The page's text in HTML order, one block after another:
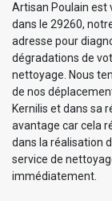
Artisan Poulain est
dans le 29260,
adresse pour
dégradations de
nettoyage. Nous
de nos
Kernilis et dans sa
avantage car cela
dans la réalisation
service de
immédiatement.